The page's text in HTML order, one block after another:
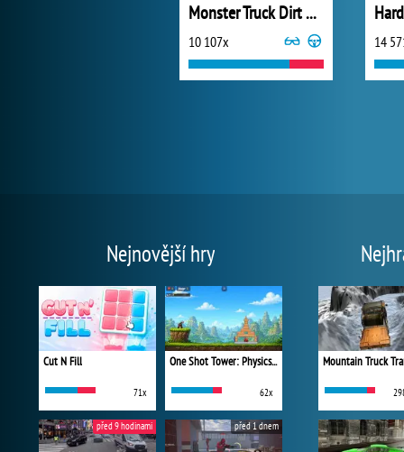
Monster Truck Dirt Racer
10 107x 14
Nejnovější hry
Cut N Fill
71x
One Shot Tower: Physics Destroyer
62x
před 9 hodinami před 1 dnem
Mountain Truck